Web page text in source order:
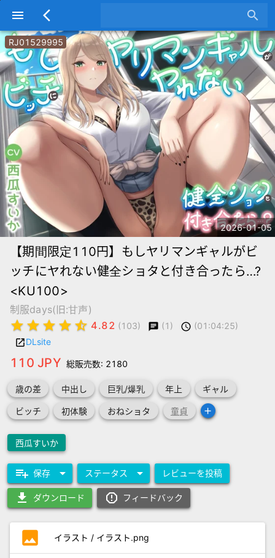
menu arrow_back_ios search
RJ01529995
2026-01-05
【期間限定110円】もしヤリマンギャルがビ
ッチにヤれない健全ショタと付き合ったら…?
<KU100>
制服days(旧:甘声)
star star star star star_half 4.82 (103) chat (1) schedule (01:04:25)
launchDLsite
110 JPY 総販売数: 2180
歳の差 中出し 巨乳/爆乳 年上 ギャル
ビッチ 初体験 おねショタ 童貞 add
西瓜すいか
playlist_add 保存 arrow_drop_down ステータス arrow_drop_down レビューを投稿
download ダウンロード report_gmailerrorred フィードバック
photo イラスト / イラスト.png